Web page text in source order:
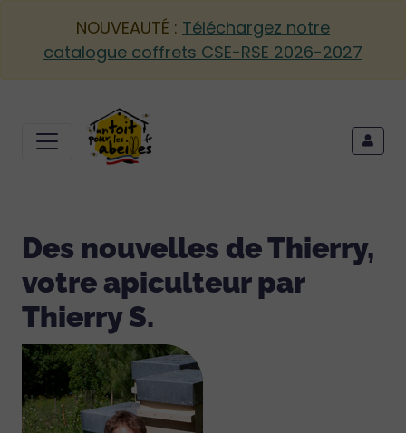
NOUVEAUTÉ : Téléchargez notre
catalogue coffrets CSE-RSE 2026-2027
Des nouvelles de Thierry,
votre apiculteur par
Thierry S.